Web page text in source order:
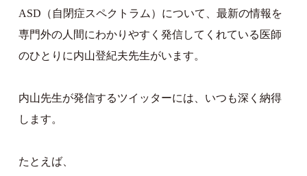
ASD（自閉症スペクトラム）について、最新の情報を
専門外の人間にわかりやすく発信してくれている医師
のひとりに内山登紀夫先生がいます。
内山先生が発信するツイッターには、いつも深く納得
します。
たとえば、